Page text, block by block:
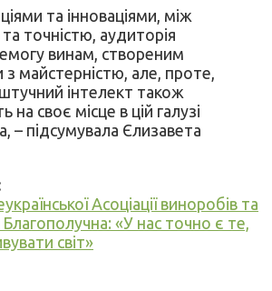
та інноваціями, між
точністю, аудиторія
винам, створеним
майстерністю, але, проте,
штучний інтелект також
на своє місце в цій галузі
– підсумувала Єлизавета
Асоціації виноробів та
«У нас точно є те,
світ»